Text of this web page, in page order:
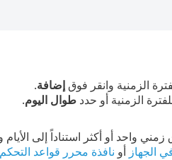
الزمنية وانقر فوقإضافة.
الزمنية أو حدد طوال اليوم.
واحد أو أكثر استناداً إلى
الجهاز أو نافذة محرر قواعد